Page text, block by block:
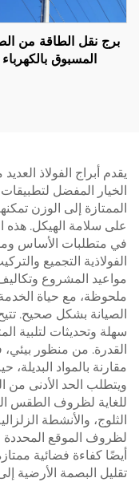
برج نقل الطاقة من
المسبوق بالكهرباء
يقدم أبراج الفولاذ
الخيار المفضل
الممتازة إلى الوزن
على سلامة الهيكل. هذه
في متطلبات الأساس
الفولاذية التجميع
مواعيد المشروع
الصيانة بشكل صحيح.
سهلة وتحديثات لتلبية
القدرة. من منظور بيئي،
مقارنة بالمواد
ويتطلب الحد الأدنى من
للغاية لظروف الطقس
الثلوج، والأنشطة
لظروف الموقع المحددة
أيضًا كفاءة فضائية
تقليل البصمة الأرضية